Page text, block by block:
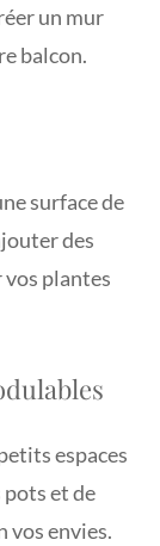
un mur
balcon.
surface de
des
plantes
espaces
et de
vos envies.